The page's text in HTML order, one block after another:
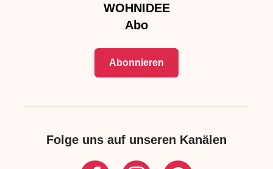
WOHNIDEE
Abo
Abonnieren
Folge uns auf unseren Kanälen